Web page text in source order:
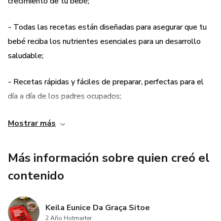
- Todas las recetas están diseñadas para asegurar que tu
bebé reciba los nutrientes esenciales para un desarrollo
saludable;
- Recetas rápidas y fáciles de preparar, perfectas para el
día a día de los padres ocupados;
- Consejos e instrucciones claras para introducir nuevos
- Enseña a tu bebé a disfrutar de una alimentación
saludable desde el principio.
Mostrar más
Más información sobre quien creó el
contenido
Keila Eunice Da Graça Sitoe
2 Año Hotmarter